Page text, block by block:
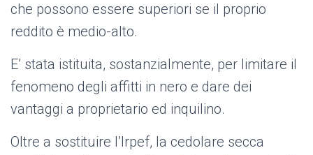
che possono essere superiori se il proprio
reddito è medio-alto.
E’ stata istituita, sostanzialmente, per limitare il
fenomeno degli affitti in nero e dare dei
vantaggi a proprietario ed inquilino.
Oltre a sostituire l’Irpef, la cedolare secca